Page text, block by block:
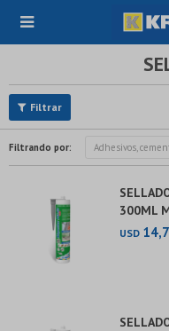

Filtrando por: Adhesivos,
300ML
USD